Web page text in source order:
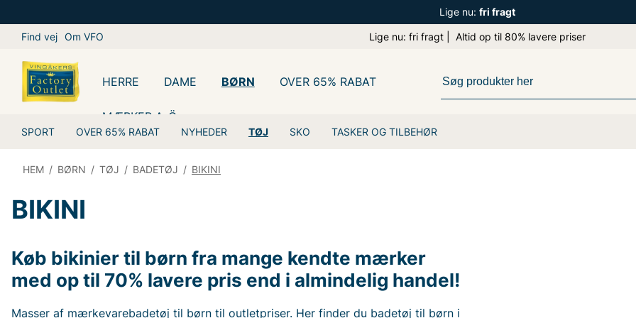
Lige nu: fri fragt
Find vej Om VFO Lige nu: fri fragt | Altid op til 80% lavere priser
HERRE DAME BØRN
SPORT OVER 65% RABAT NYHEDER TØJ SKO TASKER OG TILBEHØR
OVER 65% RABAT
MÆRKER A-Ö
HEM / BØRN / TØJ / BADETØJ / BIKINI
BIKINI
Køb bikinier til børn fra mange kendte mærker
med op til 70% lavere pris end i almindelig handel!
Masser af mærkevarebadetøj til børn til outletpriser. Her finder du badetøj til børn i